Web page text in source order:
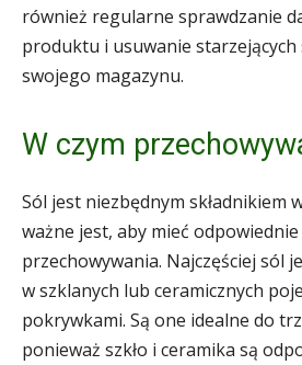
również regularne sprawdzanie
produktu i usuwanie
swojego magazynu.
W czym
Sól jest niezbędnym składnikiem
ważne jest, aby mieć
przechowywania. Najczęściej sól
w szklanych lub ceramicznych
pokrywkami. Są one idealne do
ponieważ szkło i ceramika są